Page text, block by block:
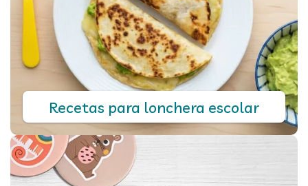
Recetas para lonchera escolar